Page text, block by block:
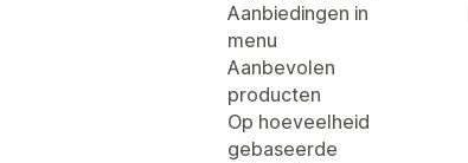
Aanbiedingen in
menu
Aanbevolen
producten
Op hoeveelheid
gebaseerde